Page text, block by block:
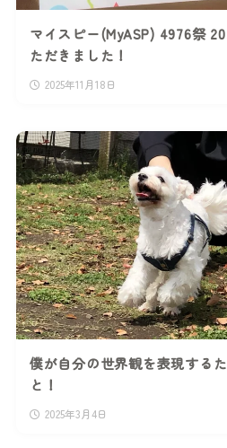
マイスピー(MyASP) 4976祭
ただきました！
2025年11月18日
僕が自分の世界観を表現する
と！
2025年3月4日